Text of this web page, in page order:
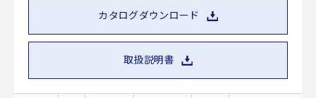
カタログダウンロード
取扱説明書